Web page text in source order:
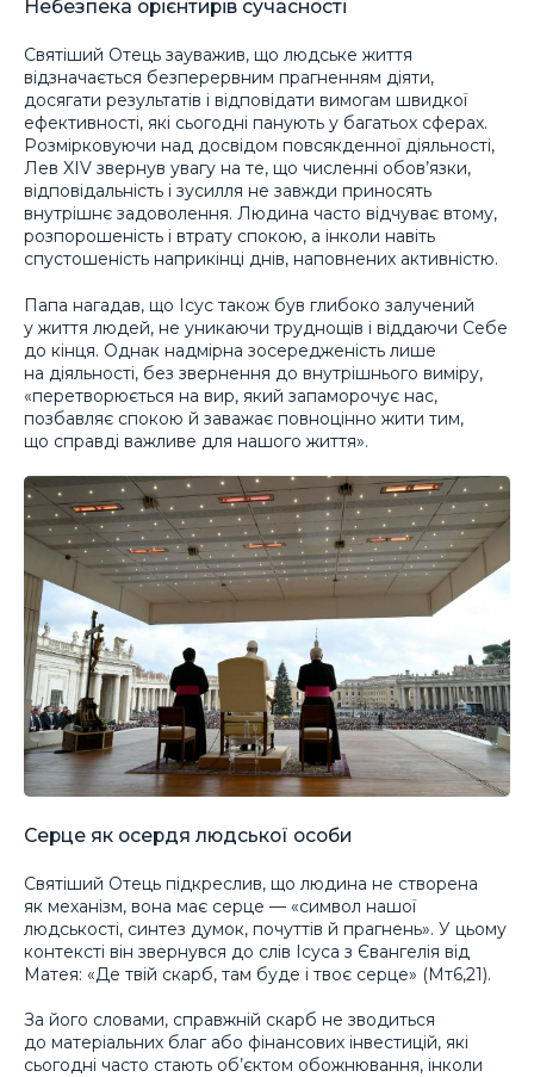
Небезпека орієнтирів сучасності
Святіший Отець зауважив, що людське життя
відзначається безперервним прагненням діяти,
досягати результатів і відповідати вимогам швидкої
ефективності, які сьогодні панують у багатьох сферах.
Розмірковуючи над досвідом повсякденної діяльності,
Лев XIV звернув увагу на те, що численні обов’язки,
відповідальність і зусилля не завжди приносять
внутрішнє задоволення. Людина часто відчуває втому,
розпорошеність і втрату спокою, а інколи навіть
спустошеність наприкінці днів, наповнених активністю.
Папа нагадав, що Ісус також був глибоко залучений
у життя людей, не уникаючи труднощів і віддаючи Себе
до кінця. Однак надмірна зосередженість лише
на діяльності, без звернення до внутрішнього виміру,
«перетворюється на вир, який запаморочує нас,
позбавляє спокою й заважає повноцінно жити тим,
що справді важливе для нашого життя».
Серце як осердя людської особи
Святіший Отець підкреслив, що людина не створена
як механізм, вона має серце — «символ нашої
людськості, синтез думок, почуттів й прагнень». У цьому
контексті він звернувся до слів Ісуса з Євангелія від
Матея: «Де твій скарб, там буде і твоє серце» (Мт6,21).
За його словами, справжній скарб не зводиться
до матеріальних благ або фінансових інвестицій, які
сьогодні часто стають об’єктом обожнювання, інколи